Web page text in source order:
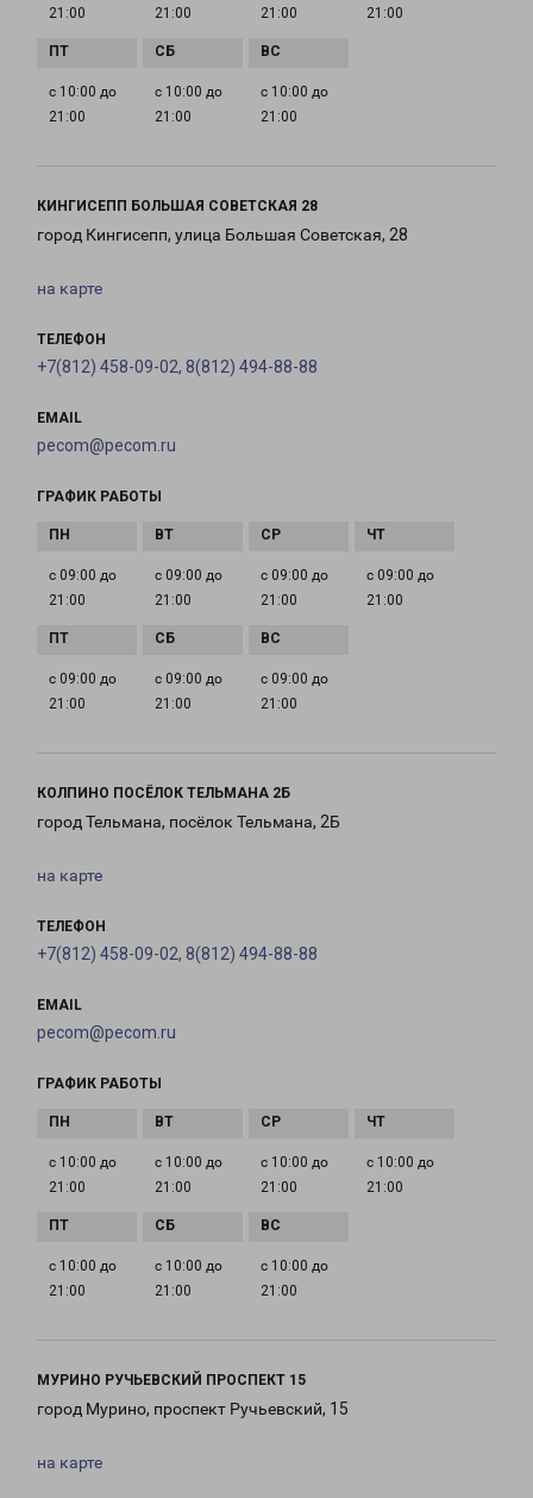
21:00 21:00 21:00 21:00
с 10:00 до
21:00
с 10:00 до
21:00
с 10:00 до
21:00
КИНГИСЕПП БОЛЬШАЯ СОВЕТСКАЯ 28
город Кингисепп, улица Большая Советская, 28
на карте
ТЕЛЕФОН
+7(812) 458-09-02, 8(812) 494-88-88
EMAIL
pecom@pecom.ru
ГРАФИК РАБОТЫ
с 09:00 до
21:00
с 09:00 до
21:00
с 09:00 до
21:00
с 09:00 до
21:00
с 09:00 до
21:00
с 09:00 до
21:00
с 09:00 до
21:00
КОЛПИНО ПОСЁЛОК ТЕЛЬМАНА 2Б
город Тельмана, посёлок Тельмана, 2Б
на карте
ТЕЛЕФОН
+7(812) 458-09-02, 8(812) 494-88-88
EMAIL
pecom@pecom.ru
ГРАФИК РАБОТЫ
с 10:00 до
21:00
с 10:00 до
21:00
с 10:00 до
21:00
с 10:00 до
21:00
с 10:00 до
21:00
с 10:00 до
21:00
с 10:00 до
21:00
МУРИНО РУЧЬЕВСКИЙ ПРОСПЕКТ 15
город Мурино, проспект Ручьевский, 15
на карте